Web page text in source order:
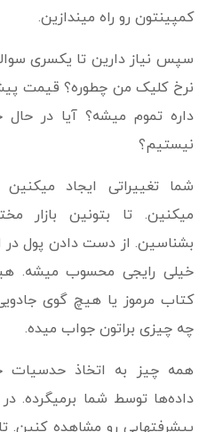
کمپینتون رو راه میندازین.
سپس نیاز دارین تا یکسری
نرخ کلیک من چطوره؟ قیمت
داره تموم میشه؟ آیا در
نیستیم؟
شما تغییراتی ایجاد
میکنین. تا بتونین بازار
بشناسین. از دست دادن پول در
خیلی رایجی محسوب میشه.
کتاب مرموز یا هیچ گوی
چه چیزی براتون جواب میده.
همه چیز به اتخاذ حدسیات
داده‌ها توسط شما برمیگرده.
پیشرفتهایی رو مشاهده کنین.